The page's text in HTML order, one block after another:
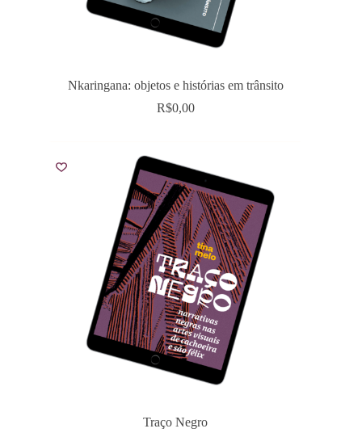
Nkaringana: objetos e histórias em trânsito
R$0,00
Traço Negro